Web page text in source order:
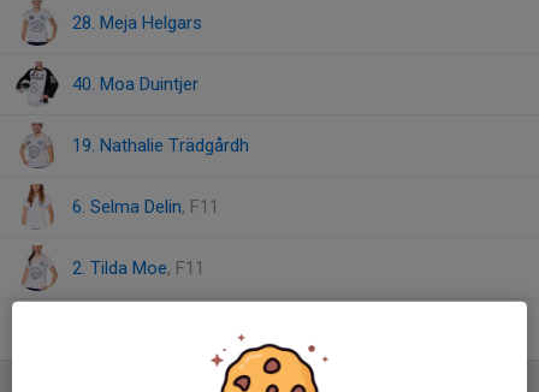
28. Meja Helgars
40. Moa Duintjer
19. Nathalie Trädgårdh
6. Selma Delin, F11
2. Tilda Moe, F11
, F11